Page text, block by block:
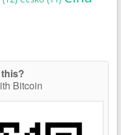
Bitcoin